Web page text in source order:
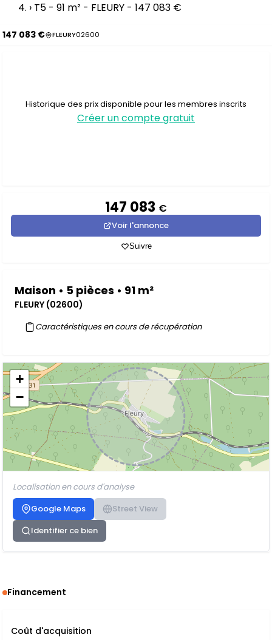
› T5 - 91 m² - FLEURY - 147 083 €
147 083 € FLEURY02600
Historique des prix disponible pour les membres inscrits
Créer un compte gratuit
147 083 €
Voir l'annonce
Suivre
Maison • 5 pièces • 91 m²
FLEURY (02600)
Caractéristiques en cours de récupération
+
−
Localisation en cours d'analyse
Google Maps
Street View
Identifier ce bien
Financement
Coût d'acquisition